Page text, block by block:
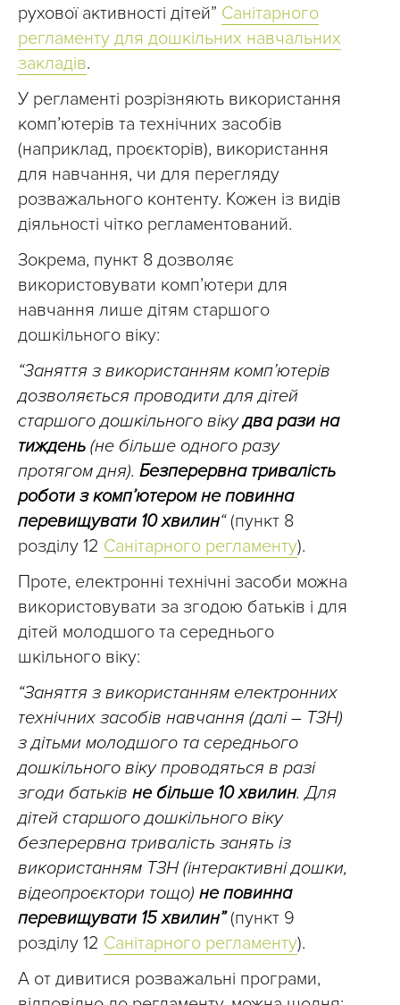
рухової активності дітей” Санітарного
регламенту для дошкільних навчальних
закладів.
У регламенті розрізняють використання
комп’ютерів та технічних засобів
(наприклад, проєкторів), використання
для навчання, чи для перегляду
розважального контенту. Кожен із видів
діяльності чітко регламентований.
Зокрема, пункт 8 дозволяє
використовувати комп’ютери для
навчання лише дітям старшого
дошкільного віку:
“3аняття з використанням комп’ютерів
дозволяється проводити для дітей
старшого дошкільного вікудва рази на
тиждень (не більше одного разу
протягом дня). Безперервна тривалість
роботи з комп’ютером не повинна
перевищувати 10 хвилин“(пункт 8
розділу 12 Санітарного регламенту).
Проте, електронні технічні засоби можна
використовувати за згодою батьків і для
дітей молодшого та середнього
шкільного віку:
“Заняття з використанням електронних
технічних засобів навчання (далі – ТЗН)
з дітьми молодшого та середнього
дошкільного віку проводяться в разі
згоди батьків не більше 10 хвилин. Для
дітей старшого дошкільного віку
безперервна тривалість занять із
використанням ТЗН (інтерактивні дошки,
відеопроєктори тощо) не повинна
перевищувати 15 хвилин”(пункт 9
розділу 12 Санітарного регламенту).
А от дивитися розважальні програми,